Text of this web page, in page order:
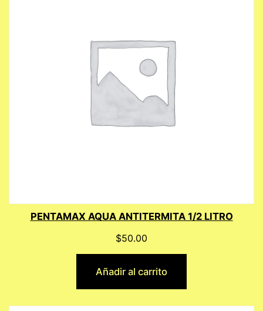
PENTAMAX AQUA ANTITERMITA 1/2 LITRO
$50.00
Añadir al carrito